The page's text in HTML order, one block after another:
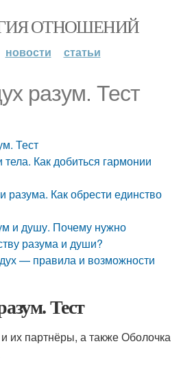
ОТНОШЕНИЙ
новости статьи
разум. Тест
Тест
Как добиться гармонии
Как обрести единство
и душу. Почему нужно
разума и души?
— правила и возможности
Тест
их партнёры, а также Оболочка